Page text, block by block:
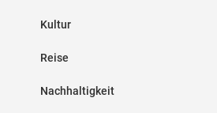
Kultur
Reise
Nachhaltigkeit